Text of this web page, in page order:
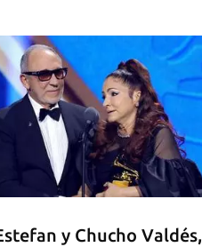
y Chucho Valdés,